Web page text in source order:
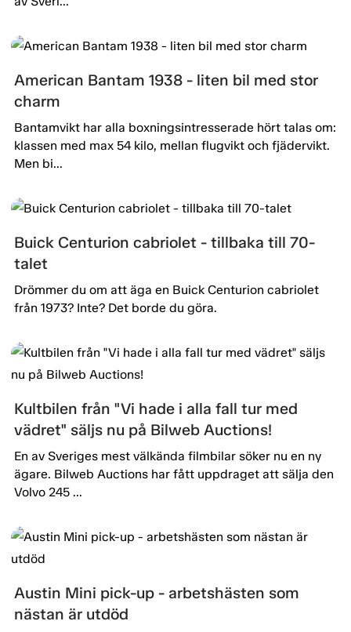
American Bantam 1938 - liten bil med stor
charm
Bantamvikt har alla boxningsintresserade hört talas om:
klassen med max 54 kilo, mellan flugvikt och fjädervikt.
Men bi...
Buick Centurion cabriolet - tillbaka till 70-
talet
Drömmer du om att äga en Buick Centurion cabriolet
från 1973? Inte? Det borde du göra.
Kultbilen från "Vi hade i alla fall tur med
vädret" säljs nu på Bilweb Auctions!
En av Sveriges mest välkända filmbilar söker nu en ny
ägare. Bilweb Auctions har fått uppdraget att sälja den
Volvo 245 ...
Austin Mini pick-up - arbetshästen som
nästan är utdöd